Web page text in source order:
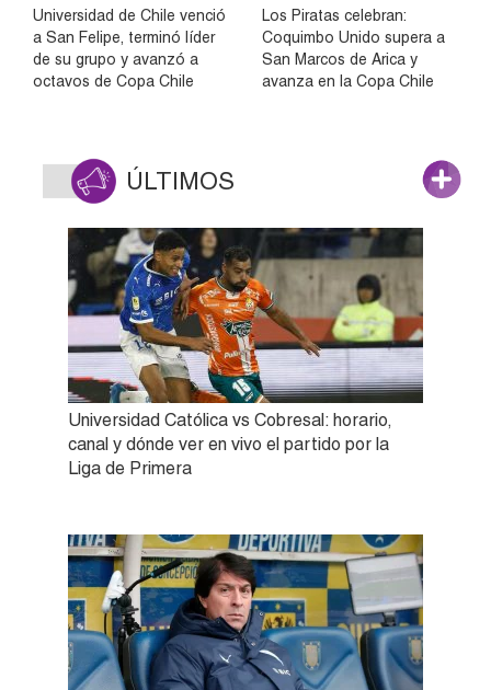
Universidad de Chile venció
a San Felipe, terminó líder
de su grupo y avanzó a
octavos de Copa Chile
Los Piratas celebran:
Coquimbo Unido supera a
San Marcos de Arica y
avanza en la Copa Chile
ÚLTIMOS
Universidad Católica vs Cobresal: horario,
canal y dónde ver en vivo el partido por la
Liga de Primera